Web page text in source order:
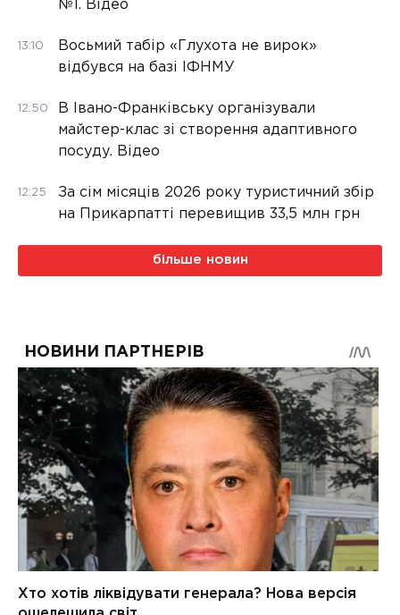
№1. Відео
13:10
Восьмий табір «Глухота не вирок»
відбувся на базі ІФНМУ
12:50
В Івано-Франківську організували
майстер-клас зі створення адаптивного
посуду. Відео
12:25
За сім місяців 2026 року туристичний збір
на Прикарпатті перевищив 33,5 млн грн
більше новин